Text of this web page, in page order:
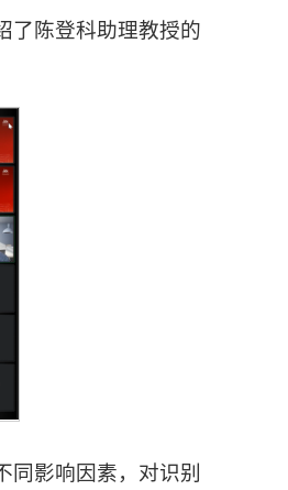
了陈登科助理教授的
同影响因素，对识别